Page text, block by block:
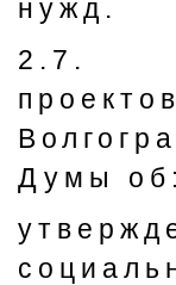
нужд.
2.7.
Думы об: